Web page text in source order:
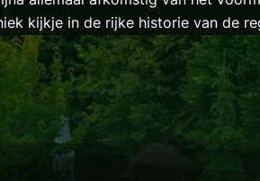
kijkje in de rijke historie van de